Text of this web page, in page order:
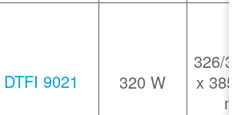
DTFI 9021 320 W
326/
x 385